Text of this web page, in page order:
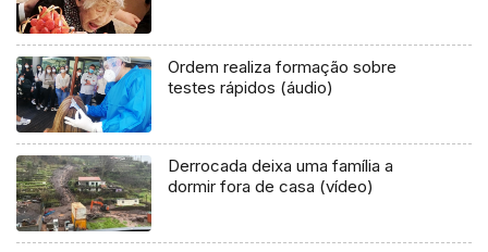
Ordem realiza formação sobre
testes rápidos (áudio)
Derrocada deixa uma família a
dormir fora de casa (vídeo)